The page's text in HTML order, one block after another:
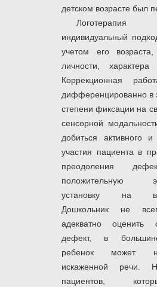
детском возрасте был
Логотерапия
индивидуальный
учетом его возраста,
личности,
Коррекционная
дифференцированно в
степени фиксации на
сенсорной
добиться активного и
участия пациента в
преодоления
положительную
установку на
Дошкольник не
адекватно оценить
дефект, в
ребенок может
искаженной речи.
пациентов,